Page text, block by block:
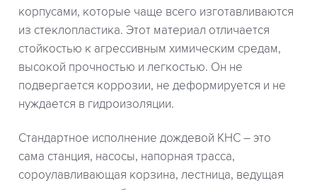
корпусами, которые чаще всего изготавливаются
из стеклопластика. Этот материал отличается
стойкостью к агрессивным химическим средам,
высокой прочностью и легкостью. Он не
подвергается коррозии, не деформируется и не
нуждается в гидроизоляции.
Стандартное исполнение дождевой КНС – это
сама станция, насосы, напорная трасса,
сороулавливающая корзина, лестница, ведущая